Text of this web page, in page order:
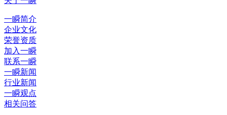
一瞬简介
企业文化
荣誉资质
加入一瞬
联系一瞬
一瞬新闻
行业新闻
一瞬观点
相关问答